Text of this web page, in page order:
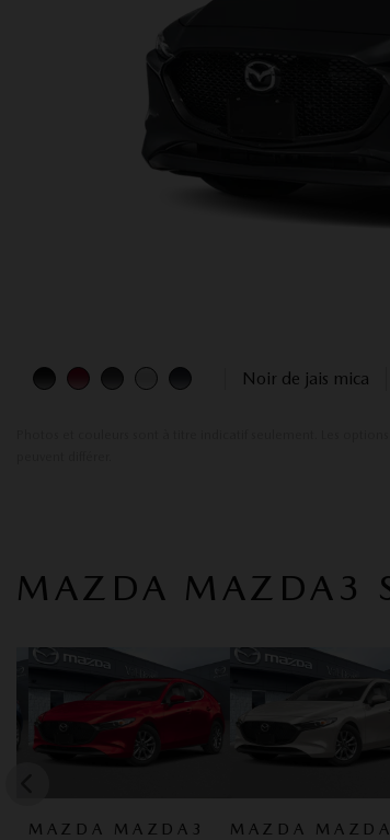
Noir de jais mica
MAZDA MAZDA3
MAZDA MAZDA3 MAZDA MAZDA3